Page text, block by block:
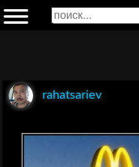
rahatsariev